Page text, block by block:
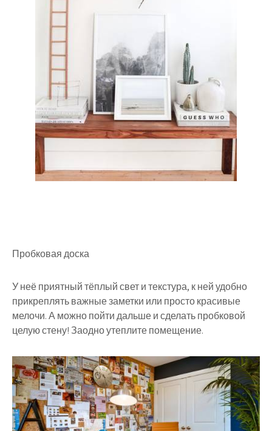
Пробковая доска
У неё приятный тёплый свет и текстура, к ней удобно
прикреплять важные заметки или просто красивые
мелочи. А можно пойти дальше и сделать пробковой
целую стену! Заодно утеплите помещение.